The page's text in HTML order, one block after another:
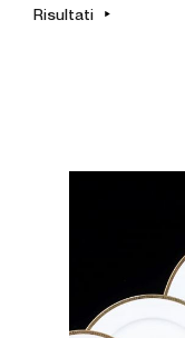
Risultati